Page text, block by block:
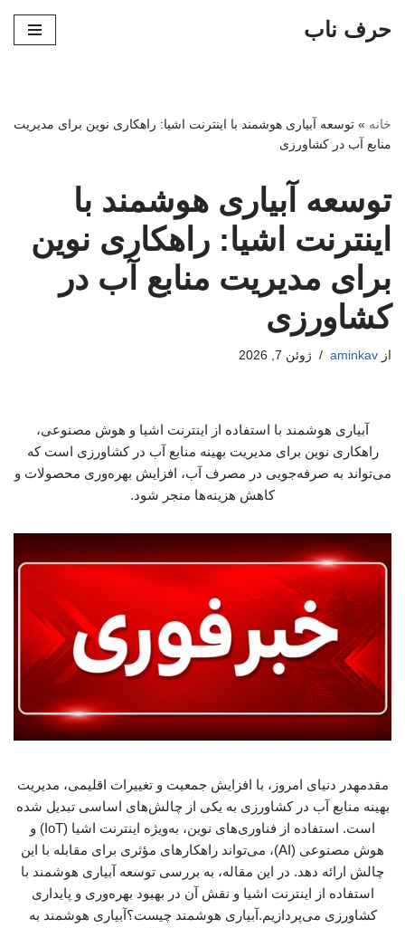
حرف ناب
خانه » توسعه آبیاری هوشمند با اینترنت اشیا: راهکاری نوین برای مدیریت
منابع آب در کشاورزی
توسعه آبیاری هوشمند با
اینترنت اشیا: راهکاری نوین
برای مدیریت منابع آب در
کشاورزی
از aminkav ژوئن 7, 2026
آبیاری هوشمند با استفاده از اینترنت اشیا و هوش مصنوعی،
راهکاری نوین برای مدیریت بهینه منابع آب در کشاورزی است که
می‌تواند به صرفه‌جویی در مصرف آب، افزایش بهره‌وری محصولات و
کاهش هزینه‌ها منجر شود.
مقدمهدر دنیای امروز، با افزایش جمعیت و تغییرات اقلیمی، مدیریت
بهینه منابع آب در کشاورزی به یکی از چالش‌های اساسی تبدیل شده
است. استفاده از فناوری‌های نوین، به‌ویژه اینترنت اشیا (IoT) و
هوش مصنوعی (AI)، می‌تواند راهکارهای مؤثری برای مقابله با این
چالش ارائه دهد. در این مقاله، به بررسی توسعه آبیاری هوشمند با
استفاده از اینترنت اشیا و نقش آن در بهبود بهره‌وری و پایداری
کشاورزی می‌پردازیم.آبیاری هوشمند چیست؟آبیاری هوشمند به